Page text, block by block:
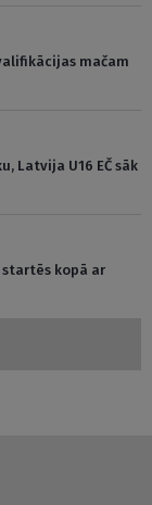
mačam
Latvija U16 EČ sāk
kopā ar